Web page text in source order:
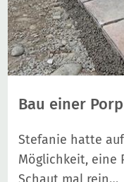
Bau einer
Stefanie hatte
Möglichkeit, eine